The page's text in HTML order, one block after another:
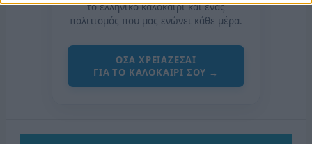
το ελληνικό καλοκαίρι και ένας
πολιτισμός που μας ενώνει κάθε μέρα.
ΟΣΑ ΧΡΕΙΑΖΕΣΑΙ
ΓΙΑ ΤΟ ΚΑΛΟΚΑΙΡΙ ΣΟΥ →